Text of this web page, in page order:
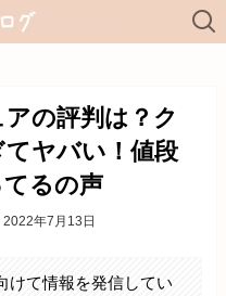
の評判は？ク
ヤバい！値段
るの声
2022年7月13日
けて情報を発信してい